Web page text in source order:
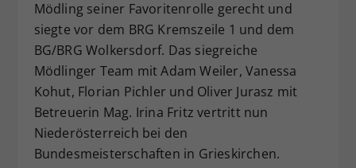
Mödling seiner Favoritenrolle gerecht und
siegte vor dem BRG Kremszeile 1 und dem
BG/BRG Wolkersdorf. Das siegreiche
Mödlinger Team mit Adam Weiler, Vanessa
Kohut, Florian Pichler und Oliver Jurasz mit
Betreuerin Mag. Irina Fritz vertritt nun
Niederösterreich bei den
Bundesmeisterschaften in Grieskirchen.